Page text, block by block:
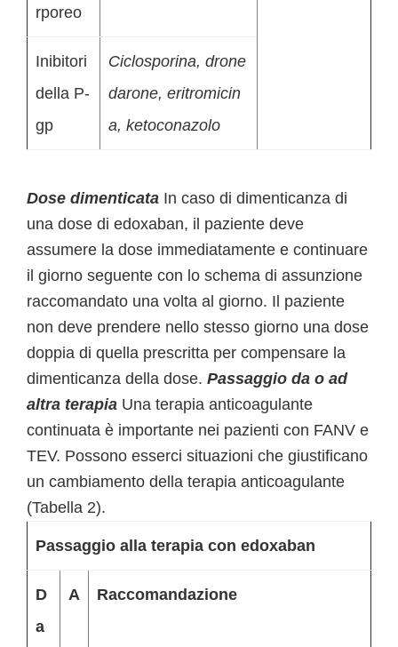
rporeo
Inibitori
della P-
gp
Ciclosporina, drone
darone, eritromicin
a, ketoconazolo
Dose dimenticata In caso di dimenticanza di
una dose di edoxaban, il paziente deve
assumere la dose immediatamente e continuare
il giorno seguente con lo schema di assunzione
raccomandato una volta al giorno. Il paziente
non deve prendere nello stesso giorno una dose
doppia di quella prescritta per compensare la
dimenticanza della dose. Passaggio da o ad
altra terapia Una terapia anticoagulante
continuata è importante nei pazienti con FANV e
TEV. Possono esserci situazioni che giustificano
un cambiamento della terapia anticoagulante
(Tabella 2).
Passaggio alla terapia con edoxaban
D
a
A Raccomandazione